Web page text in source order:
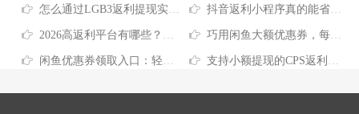
怎么通过LGB3返利提现实现网购省钱攻略 抖音返利小程序真的能省钱吗？一文读懂购物返利新玩法
2026高返利平台有哪些？靠谱省钱工具实测分享 巧用闲鱼大额优惠券，每年网购省下几千元
闲鱼优惠券领取入口：轻松网购省钱的实用技巧分享 支持小额提现的CPS返利小程序，如何帮你网购省下真金白银